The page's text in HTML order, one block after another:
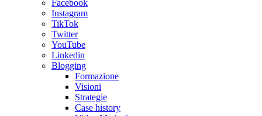
Facebook
Instagram
TikTok
Twitter
YouTube
Linkedin
Blogging
Formazione
Visioni
Strategie
Case history